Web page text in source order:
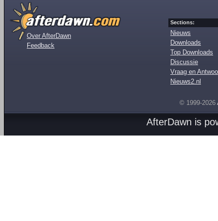
Over AfterDawn
Feedback
Sections:
Nieuws
Downloads
Top Downloads
Discussie
Vraag en
Nieuws2.nl
© 1999-2026
AfterDawn is